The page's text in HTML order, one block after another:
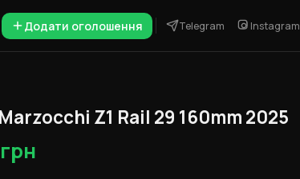
Додати оголошення Telegram Instagram
Z1 Rail 29 160mm 2025